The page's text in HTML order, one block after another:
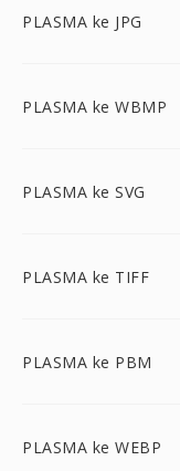
PLASMA ke JPG
PLASMA ke WBMP
PLASMA ke SVG
PLASMA ke TIFF
PLASMA ke PBM
PLASMA ke WEBP